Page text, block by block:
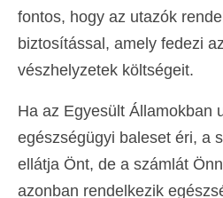
fontos, hogy az utazók
biztosítással, amely fedezi
vészhelyzetek költségeit.
Ha az Egyesült Államokban
egészségügyi baleset éri, a
ellátja Önt, de a számlát
azonban rendelkezik